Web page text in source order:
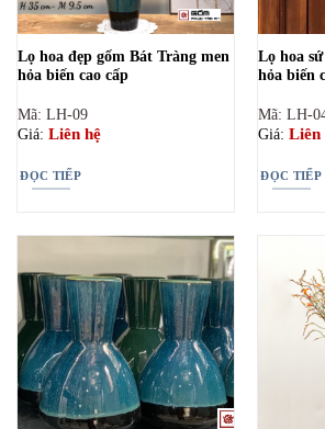
Lọ hoa đẹp gốm Bát Tràng men
hỏa biến cao cấp
Mã: LH-09
Giá: Liên hệ
ĐỌC TIẾP
Lọ hoa
hỏa biến
Mã: LH-
Giá: Liên
ĐỌC TIẾP